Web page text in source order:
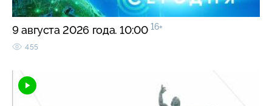
9 августа 2026 года. 10:00 16+
455